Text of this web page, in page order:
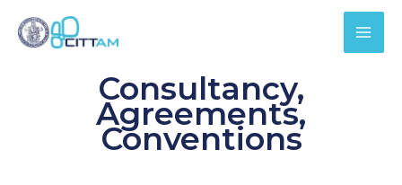
Consultancy,
Agreements,
Conventions